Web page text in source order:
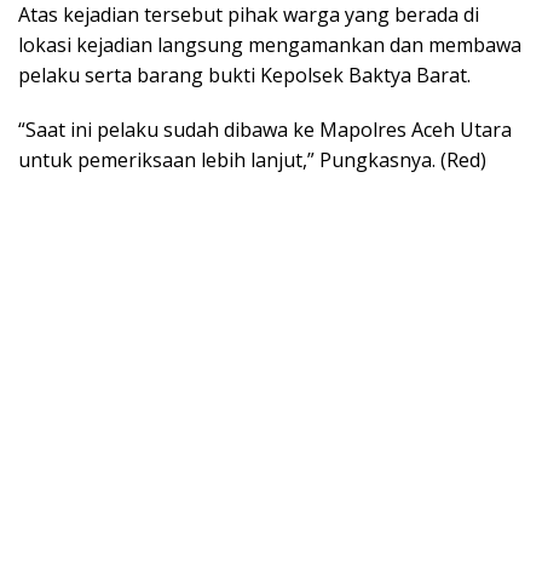
Atas kejadian tersebut pihak warga yang berada di
lokasi kejadian langsung mengamankan dan membawa
pelaku serta barang bukti Kepolsek Baktya Barat.
“Saat ini pelaku sudah dibawa ke Mapolres Aceh Utara
untuk pemeriksaan lebih lanjut,” Pungkasnya. (Red)